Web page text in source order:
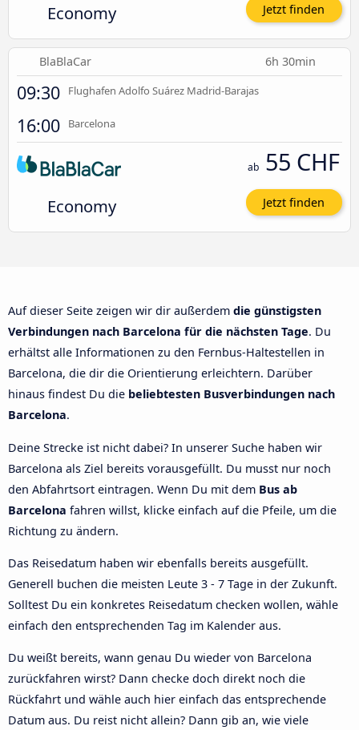
Economy Jetzt finden
BlaBlaCar 6h 30min
09:30 Flughafen Adolfo Suárez Madrid-Barajas
16:00 Barcelona
Economy
ab 55 CHF
Jetzt finden
Auf dieser Seite zeigen wir dir außerdem die günstigsten
Verbindungen nach Barcelona für die nächsten Tage. Du
erhältst alle Informationen zu den Fernbus-Haltestellen in
Barcelona, die dir die Orientierung erleichtern. Darüber
hinaus findest Du die beliebtesten Busverbindungen nach
Barcelona.
Deine Strecke ist nicht dabei? In unserer Suche haben wir
Barcelona als Ziel bereits vorausgefüllt. Du musst nur noch
den Abfahrtsort eintragen. Wenn Du mit dem Bus ab
Barcelona fahren willst, klicke einfach auf die Pfeile, um die
Richtung zu ändern.
Das Reisedatum haben wir ebenfalls bereits ausgefüllt.
Generell buchen die meisten Leute 3 - 7 Tage in der Zukunft.
Solltest Du ein konkretes Reisedatum checken wollen, wähle
einfach den entsprechenden Tag im Kalender aus.
Du weißt bereits, wann genau Du wieder von Barcelona
zurückfahren wirst? Dann checke doch direkt noch die
Rückfahrt und wähle auch hier einfach das entsprechende
Datum aus. Du reist nicht allein? Dann gib an, wie viele